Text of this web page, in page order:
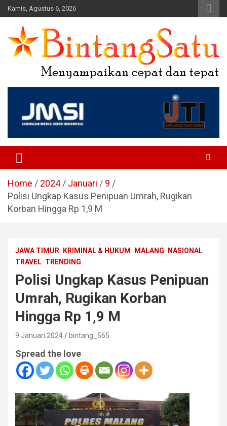
Skip
to
content
Kamis, Agustus 6, 2026
Portal Berita Nasional dan
Regional
Home 2024 Januari
9
Polisi Ungkap Kasus Penipuan Umrah, Rugikan
Korban Hingga Rp 1,9 M
JAWA TIMUR KRIMINAL & HUKUM MALANG
NASIONAL
TRAVEL TRENDING
Polisi Ungkap Kasus Penipuan
Umrah, Rugikan Korban
Hingga Rp 1,9 M
9 Januari 2024 bintang_565
Spread the love